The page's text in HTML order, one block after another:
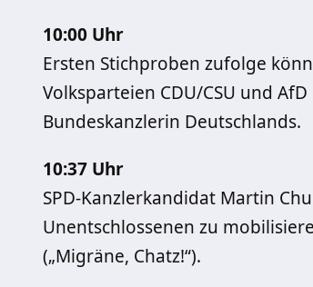
10:00 Uhr
Ersten Stichproben zufolge
Volksparteien CDU/CSU und
Bundeskanzlerin Deutschlands.
10:37 Uhr
SPD-Kanzlerkandidat Martin
Unentschlossenen zu
(„Migräne, Chatz!“).